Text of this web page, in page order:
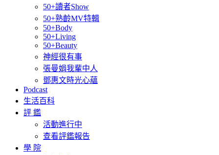
50+讀者Show
50+熟齡MV特輯
50+Body
50+Living
50+Beauty
神經很有事
張曼娟我輩中人
鄧惠文時光心蘊
Podcast
生活百科
評 鑑
活動進行中
查看評鑑報告
學 院